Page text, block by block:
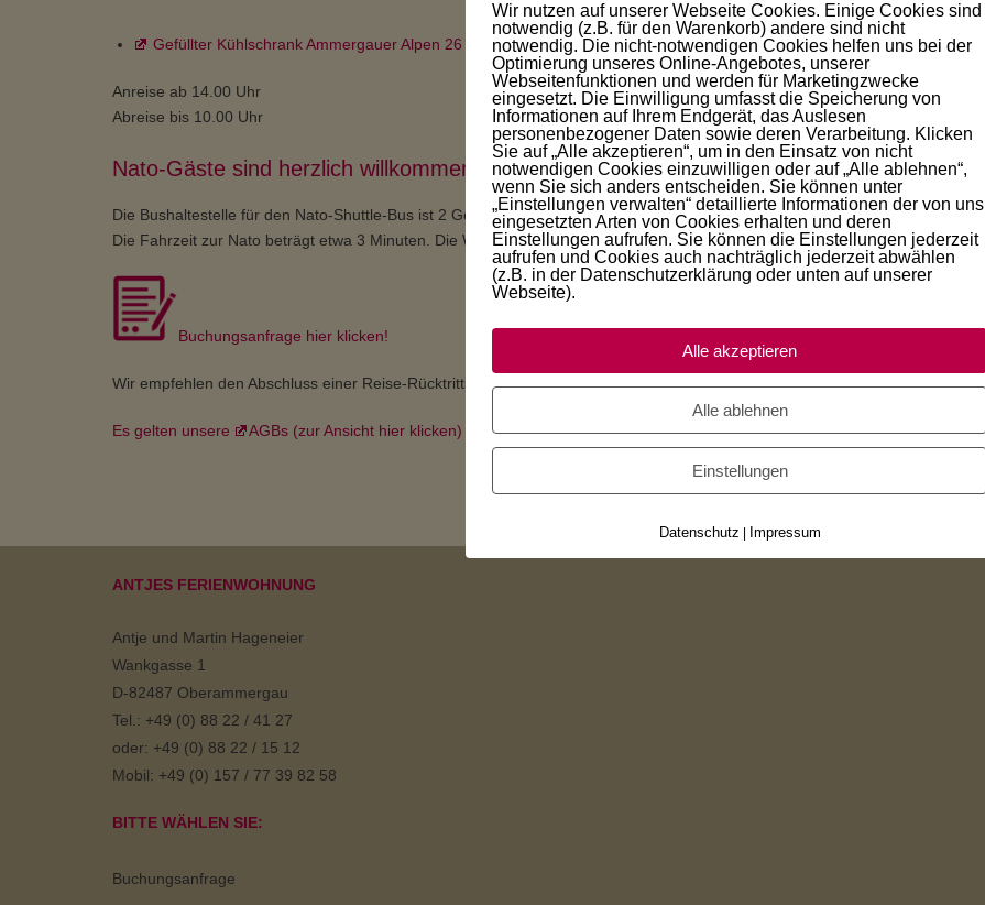
Gefüllter Kühlschrank Ammergauer Alpen 26 Euro
Anreise ab 14.00 Uhr
Abreise bis 10.00 Uhr
Nato-Gäste sind herzlich willkommen!
Die Bushaltestelle für den Nato-Shuttle-Bus ist 2 Gehminuten von unserer Ferienwohnung entfernt.
Die Fahrzeit zur Nato beträgt etwa 3 Minuten. Die Wohnung ist mit W-LAN ausgestattet.
Buchungsanfrage hier klicken!
Wir empfehlen den Abschluss einer Reise-Rücktrittsversicherung (Link hier klicken!)
Es gelten unsere AGBs (zur Ansicht hier klicken)
ANTJES FERIENWOHNUNG
Antje und Martin Hageneier
Wankgasse 1
D-82487 Oberammergau
Tel.: +49 (0) 88 22 / 41 27
oder: +49 (0) 88 22 / 15 12
Mobil: +49 (0) 157 / 77 39 82 58
BITTE WÄHLEN SIE:
Buchungsanfrage
Wir nutzen auf unserer Webseite Cookies. Einige Cookies sind
notwendig (z.B. für den Warenkorb) andere sind nicht
notwendig. Die nicht-notwendigen Cookies helfen uns bei der
Optimierung unseres Online-Angebotes, unserer
Webseitenfunktionen und werden für Marketingzwecke
eingesetzt. Die Einwilligung umfasst die Speicherung von
Informationen auf Ihrem Endgerät, das Auslesen
personenbezogener Daten sowie deren Verarbeitung. Klicken
Sie auf „Alle akzeptieren“, um in den Einsatz von nicht
notwendigen Cookies einzuwilligen oder auf „Alle ablehnen“,
wenn Sie sich anders entscheiden. Sie können unter
„Einstellungen verwalten“ detaillierte Informationen der von uns
eingesetzten Arten von Cookies erhalten und deren
Einstellungen aufrufen. Sie können die Einstellungen jederzeit
aufrufen und Cookies auch nachträglich jederzeit abwählen
(z.B. in der Datenschutzerklärung oder unten auf unserer
Webseite).
Alle akzeptieren
Alle ablehnen
Einstellungen
Datenschutz Impressum